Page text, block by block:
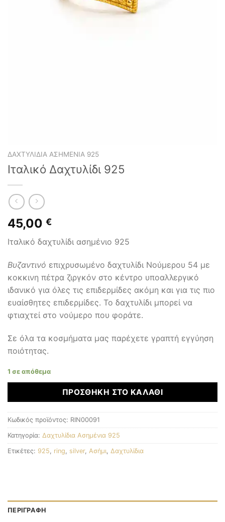
ΔΑΧΤΥΛΊΔΙΑ ΑΣΗΜΈΝΙΑ 925
Ιταλικό Δαχτυλίδι 925
45,00 €
Ιταλικό δαχτυλίδι ασημένιο 925
Βυζαντινό επιχρυσωμένο δαχτυλίδι Νούμερου 54 με
κοκκινη πέτρα ζιργκόν στο κέντρο υποαλλεργικό
ιδανικό για όλες τις επιδερμίδες ακόμη και για τις πιο
ευαίσθητες επιδερμίδες. Το δαχτυλίδι μπορεί να
φτιαχτεί στο νούμερο που φοράτε.
Σε όλα τα κοσμήματα μας παρέχετε γραπτή εγγύηση
ποιότητας.
1 σε απόθεμα
ΠΡΟΣΘΉΚΗ ΣΤΟ ΚΑΛΆΘΙ
Κωδικός προϊόντος: RIN00091
Κατηγορία: Δαχτυλίδια Ασημένια 925
Ετικέτες: 925, ring, silver, Ασήμι, Δαχτυλίδια
ΠΕΡΙΓΡΑΦΉ